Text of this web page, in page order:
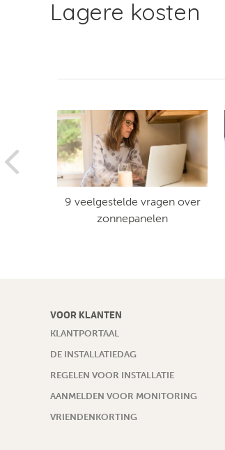
Lagere kosten
9 veelgestelde vragen over
zonnepanelen
VOOR KLANTEN
KLANTPORTAAL
DE INSTALLATIEDAG
REGELEN VOOR INSTALLATIE
AANMELDEN VOOR MONITORING
VRIENDENKORTING